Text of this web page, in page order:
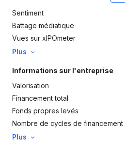
Sentiment
Battage médiatique
Vues sur xIPOmeter
Plus
Informations sur l'entreprise
Valorisation
Financement total
Fonds propres levés
Nombre de cycles de financement
Plus